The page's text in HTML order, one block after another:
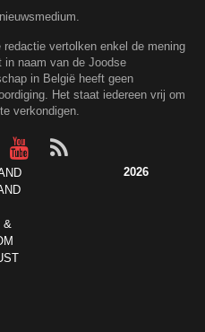
vertolken enkel de mening
in naam van de Joodse
in België heeft geen
Het staat iedereen vrij om
verkondigen.
&
2026